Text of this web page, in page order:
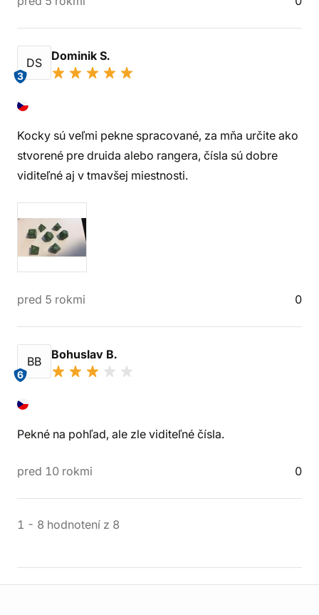
DS
3
Dominik S.
Kocky sú veľmi pekne spracované, za mňa určite ako
stvorené pre druida alebo rangera, čísla sú dobre
viditeľné aj v tmavšej miestnosti.
pred 5 rokmi 0
BB
6
Bohuslav B.
Pekné na pohľad, ale zle viditeľné čísla.
pred 10 rokmi 0
1 - 8 hodnotení z 8